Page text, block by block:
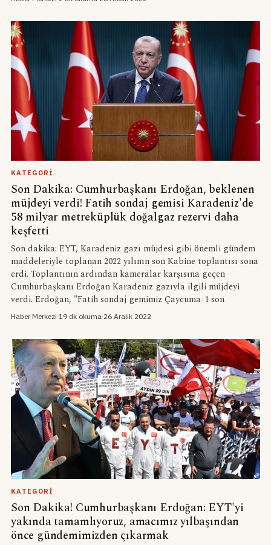
KATEGORI
Son Dakika: Cumhurbaşkanı Erdoğan, beklenen
müjdeyi verdi! Fatih sondaj gemisi Karadeniz'de
58 milyar metreküplük doğalgaz rezervi daha
keşfetti
Son dakika: EYT, Karadeniz gazı müjdesi gibi önemli gündem
maddeleriyle toplanan 2022 yılının son Kabine toplantısı sona
erdi. Toplantının ardından kameralar karşısına geçen
Cumhurbaşkanı Erdoğan Karadeniz gazıyla ilgili müjdeyi
verdi. Erdoğan, "Fatih sondaj gemimiz Çaycuma-1 son
Haber Merkezi·19 dk okuma·26 Aralık 2022
KATEGORI
Son Dakika! Cumhurbaşkanı Erdoğan: EYT'yi
yakında tamamlıyoruz, amacımız yılbaşından
önce gündemimizden çıkarmak